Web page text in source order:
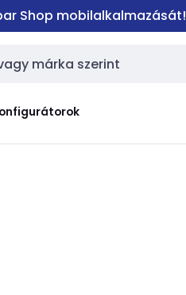
Shop mobilalkalmazását!